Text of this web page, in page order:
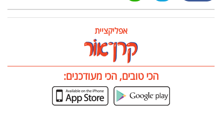
אפליקציית
הכי טובים, הכי מעודכנים: